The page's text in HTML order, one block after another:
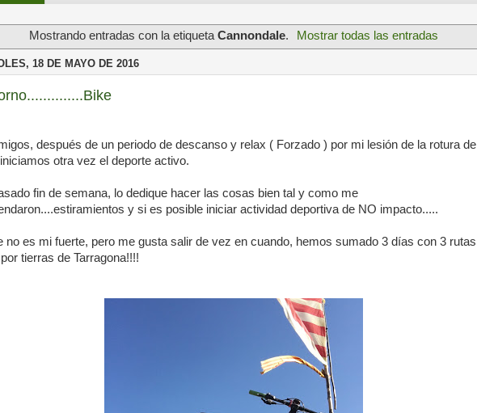
Mostrando entradas con la etiquetaCannondale. Mostrar todas las entradas
18 DE MAYO DE 2016
después de un periodo de descanso y relax ( Forzado ) por mi lesión de la rotura de
otra vez el deporte activo.
fin de semana, lo dedique hacer las cosas bien tal y como me
y si es posible iniciar actividad deportiva de NO impacto.....
no es mi fuerte, pero me gusta salir de vez en cuando, hemos sumado 3 días con 3 rutas
tierras de Tarragona!!!!